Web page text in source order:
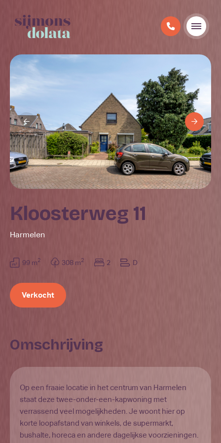
Kloosterweg 11
Harmelen
99 m2 308 m2 2 D
Verkocht
Omschrijving
Op een fraaie locatie in het centrum van Harmelen
staat deze twee-onder-een-kapwoning met
verrassend veel mogelijkheden. Je woont hier op
korte loopafstand van winkels, de supermarkt,
bushalte, horeca en andere dagelijkse voorzieningen.